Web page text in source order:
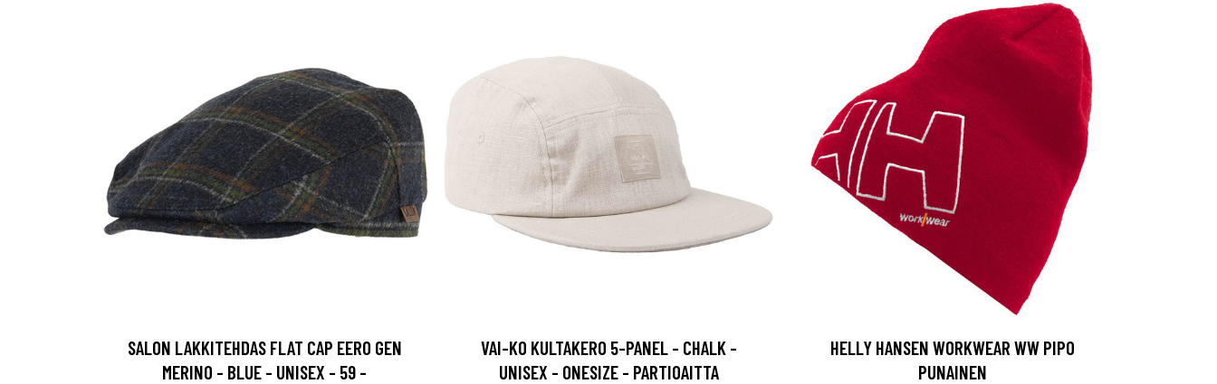
SALON LAKKITEHDAS FLAT CAP EERO GEN
MERINO - BLUE - UNISEX - 59 -
VAI-KO KULTAKERO 5-PANEL - CHALK -
UNISEX - ONESIZE - PARTIOAITTA
HELLY HANSEN WORKWEAR WW PIPO
PUNAINEN